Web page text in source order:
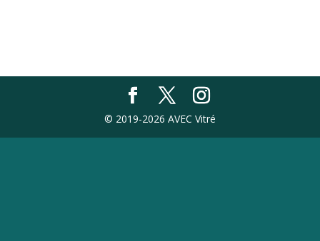
© 2019-2026 AVEC Vitré